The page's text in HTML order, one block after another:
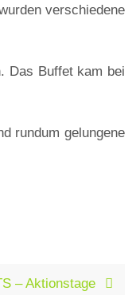
verschiedene
Das Buffet kam bei
rundum gelungene
– Aktionstage